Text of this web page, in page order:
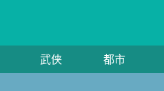
武侠 都市